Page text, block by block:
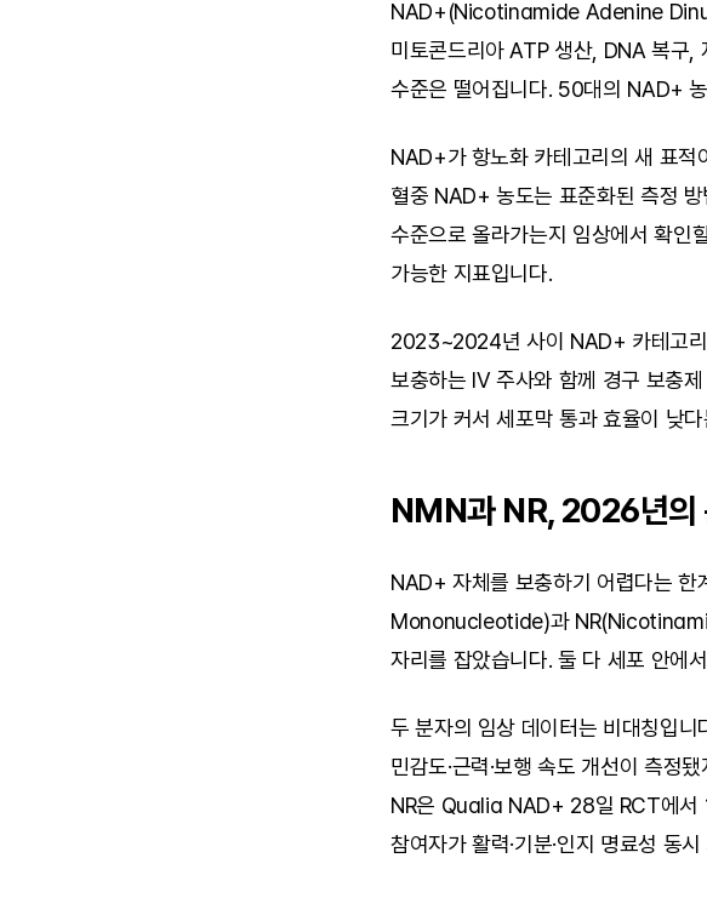
NAD+(Nicotinamide Adenine
미토콘드리아 ATP 생산, DNA 복구,
수준은 떨어집니다. 50대의 NAD+
NAD+가 항노화 카테고리의 새 표적
혈중 NAD+ 농도는 표준화된 측정
수준으로 올라가는지 임상에서 확인
가능한 지표입니다.
2023~2024년 사이 NAD+ 카테고
보충하는 IV 주사와 함께 경구 보충
크기가 커서 세포막 통과 효율이 낮
NMN과 NR, 2026년의
NAD+ 자체를 보충하기 어렵다는
Mononucleotide)과
자리를 잡았습니다. 둘 다 세포 안에
두 분자의 임상 데이터는 비대칭입
민감도·근력·보행 속도 개선이 측정
NR은 Qualia NAD+ 28일 RCT에서
참여자가 활력·기분·인지 명료성 동